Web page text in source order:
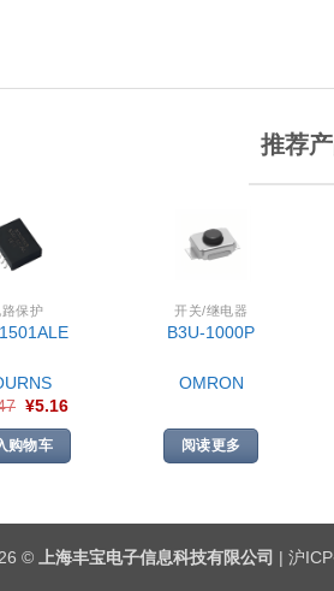
推荐
路保护
¥5.16
购物车
开关/继电器
B3U-1000P
OMRON
阅读更多
© 上海丰宝电子信息科技有限公司 | 沪